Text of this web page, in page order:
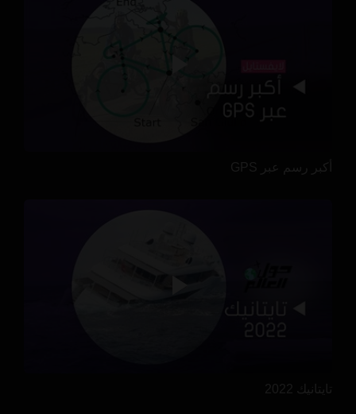
أكبر رسم عبر GPS
تايتانيك 2022